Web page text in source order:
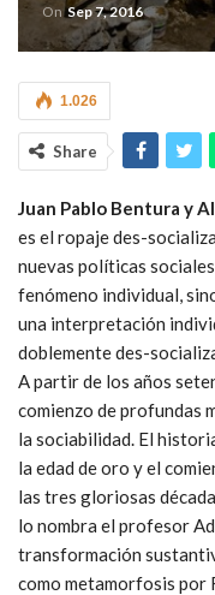
OnSep 7, 2016
1.026
Share
Juan Pablo Bentura y
es el ropaje des-
nuevas políticas
fenómeno individual,
una interpretación
doblemente des-
A partir de los años
comienzo de profundas
la sociabilidad. El
la edad de oro y el
las tres gloriosas
lo nombra el profesor
transformación
como metamorfosis por